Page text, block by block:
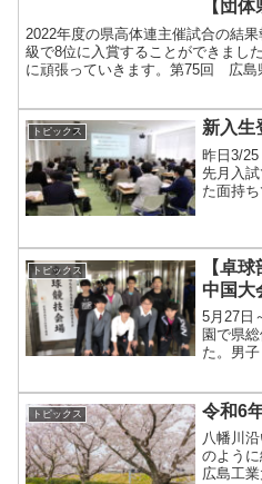
【団
2022年度の県高体連主催試合の結
級で8位に入賞することができまし
に頑張っていきます。第75回 広島
トピックス 新入生
昨日3/25
先月入
た面持
ってき
仮クラ
み課題
トピックス
【卓
中国大
5月27日
園で県
た。男
北 、
～８位
町 、３
賞】中
トピックス 令和6
八幡川
のように
広島工